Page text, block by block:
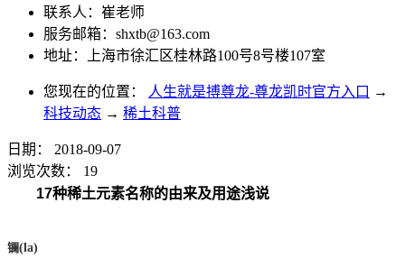
联系人：崔老师
服务邮箱： shxtb@163.com
地址：上海市徐汇区桂林路100号8号楼107室
您现在的位置： 人生就是搏尊龙-尊龙凯时官方入口 →
科技动态 → 稀土科普
日期：
2018-09-07
浏览次数：
19
17种稀土元素名称的由来及用途浅说
镧(la)